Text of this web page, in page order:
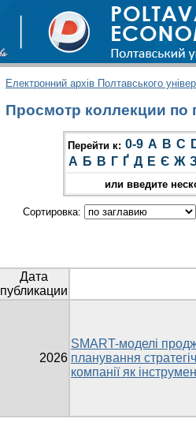
Електронний архів Полтавського
Просмотр коллекции по
Перейти к: 0-9 A B C
А Б В Г Ґ Д Е Є Ж
или введите
Сортировка:
Дата
публикации
2026
SMART-моделі
планування
компанії як